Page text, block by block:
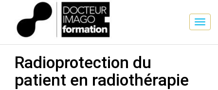
SESSION DE FORMATION
Radioprotection du
patient en radiothérapie